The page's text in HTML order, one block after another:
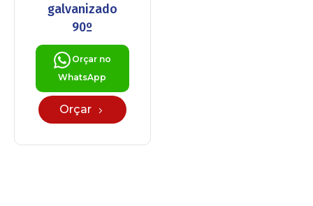
galvanizado
90º
Orçar no
WhatsApp
Orçar